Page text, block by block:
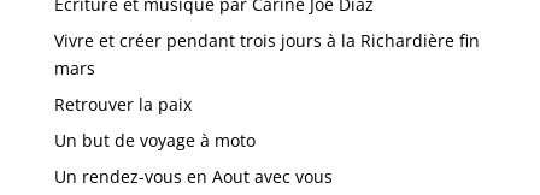
Vivre et créer pendant trois jours à la Richardière fin
mars
Retrouver la paix
Un but de voyage à moto
Un rendez-vous en Aout avec vous